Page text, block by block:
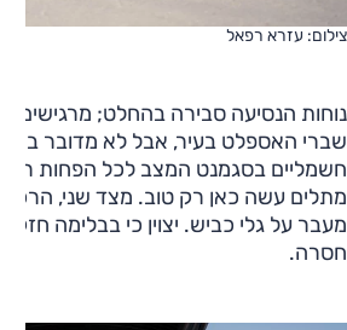
צילום: עזרא רפאל
נוחות הנסיעה סבירה בהחלט; מרגישים
שברי האספלט בעיר, אבל לא מדובר
חשמליים בסגמנט המצב לכל הפחות ראוי.
מתלים עשה כאן רק טוב. מצד שני, הרכב
מעבר על גלי כביש. יצוין כי בבלימה
חסרה.